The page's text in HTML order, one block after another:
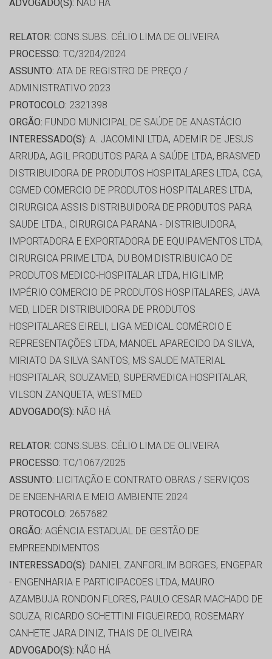
ADVOGADO(S): NÃO HÁ
RELATOR: CONS.SUBS. CÉLIO LIMA DE OLIVEIRA
PROCESSO: TC/3204/2024
ASSUNTO: ATA DE REGISTRO DE PREÇO /
ADMINISTRATIVO 2023
PROTOCOLO: 2321398
ORGÃO: FUNDO MUNICIPAL DE SAÚDE DE ANASTÁCIO
INTERESSADO(S): A. JACOMINI LTDA, ADEMIR DE JESUS
ARRUDA, AGIL PRODUTOS PARA A SAÚDE LTDA, BRASMED
DISTRIBUIDORA DE PRODUTOS HOSPITALARES LTDA, CGA,
CGMED COMERCIO DE PRODUTOS HOSPITALARES LTDA,
CIRURGICA ASSIS DISTRIBUIDORA DE PRODUTOS PARA
SAUDE LTDA., CIRURGICA PARANA - DISTRIBUIDORA,
IMPORTADORA E EXPORTADORA DE EQUIPAMENTOS LTDA,
CIRURGICA PRIME LTDA, DU BOM DISTRIBUICAO DE
PRODUTOS MEDICO-HOSPITALAR LTDA, HIGILIMP,
IMPÉRIO COMERCIO DE PRODUTOS HOSPITALARES, JAVA
MED, LIDER DISTRIBUIDORA DE PRODUTOS
HOSPITALARES EIRELI, LIGA MEDICAL COMÉRCIO E
REPRESENTAÇÕES LTDA, MANOEL APARECIDO DA SILVA,
MIRIATO DA SILVA SANTOS, MS SAUDE MATERIAL
HOSPITALAR, SOUZAMED, SUPERMEDICA HOSPITALAR,
VILSON ZANQUETA, WESTMED
ADVOGADO(S): NÃO HÁ
RELATOR: CONS.SUBS. CÉLIO LIMA DE OLIVEIRA
PROCESSO: TC/1067/2025
ASSUNTO: LICITAÇÃO E CONTRATO OBRAS / SERVIÇOS
DE ENGENHARIA E MEIO AMBIENTE 2024
PROTOCOLO: 2657682
ORGÃO: AGÊNCIA ESTADUAL DE GESTÃO DE
EMPREENDIMENTOS
INTERESSADO(S): DANIEL ZANFORLIM BORGES, ENGEPAR
- ENGENHARIA E PARTICIPACOES LTDA, MAURO
AZAMBUJA RONDON FLORES, PAULO CESAR MACHADO DE
SOUZA, RICARDO SCHETTINI FIGUEIREDO, ROSEMARY
CANHETE JARA DINIZ, THAIS DE OLIVEIRA
ADVOGADO(S): NÃO HÁ